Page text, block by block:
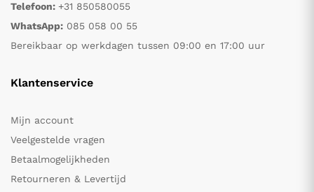
Telefoon: +31 850580055
WhatsApp: 085 058 00 55
Bereikbaar op werkdagen tussen 09:00 en 17:00 uur
Klantenservice
Mijn account
Veelgestelde vragen
Betaalmogelijkheden
Retourneren & Levertijd